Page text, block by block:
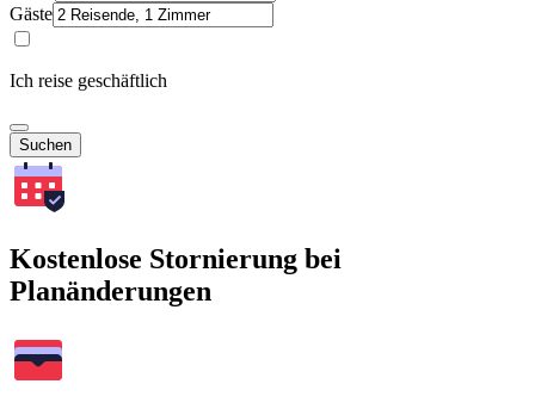
Gäste
Ich reise geschäftlich
Suchen
Kostenlose Stornierung bei
Planänderungen